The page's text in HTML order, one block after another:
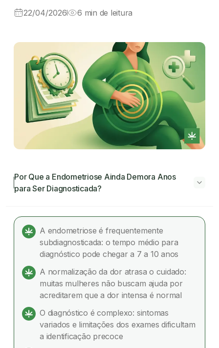
22/04/2026 6 min de leitura
Por Que a Endometriose Ainda Demora Anos
para Ser Diagnosticada?
para Ser Diagnosticada?
O que é a endometriose?
Por que o diagnóstico da endometriose demora
tanto?
Como a endometriose pode afetar a fertilidade
Por que isso precisa mudar?
A endometriose é frequentemente
subdiagnosticada: o tempo médio para
diagnóstico pode chegar a 7 a 10 anos
A normalização da dor atrasa o cuidado:
muitas mulheres não buscam ajuda por
acreditarem que a dor intensa é normal
O diagnóstico é complexo: sintomas
variados e limitações dos exames dificultam
a identificação precoce